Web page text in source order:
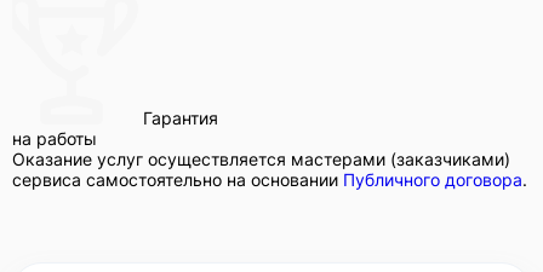
Гарантия
на работы
Оказание услуг осуществляется мастерами (заказчиками)
сервиса самостоятельно на основании Публичного договора.